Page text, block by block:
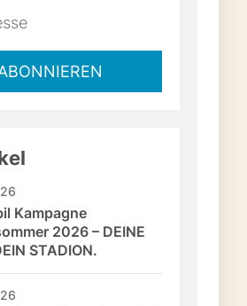
Kampagne
2026 – DEINE
STADION.